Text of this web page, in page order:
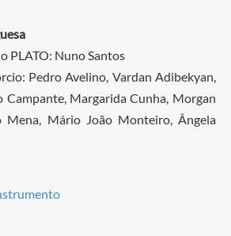
PLATO: Nuno Santos
Pedro Avelino, Vardan Adibekyan,
Campante, Margarida Cunha, Morgan
Mena, Mário João Monteiro, Ângela